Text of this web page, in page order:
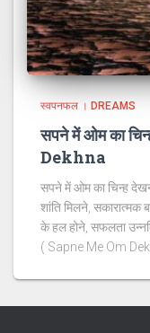
स्वपनफल । DREAMS
सपने में ओम का
Dekhna
सपने में ओम का चिन्ह
शांति मिलने,
के हल होने, सफलता
( Sapne Me Om